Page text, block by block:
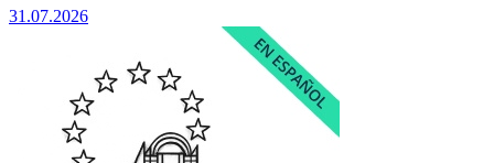
31.07.2026